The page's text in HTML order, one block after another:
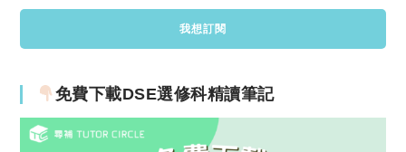
免費下載DSE選修科精讀筆記